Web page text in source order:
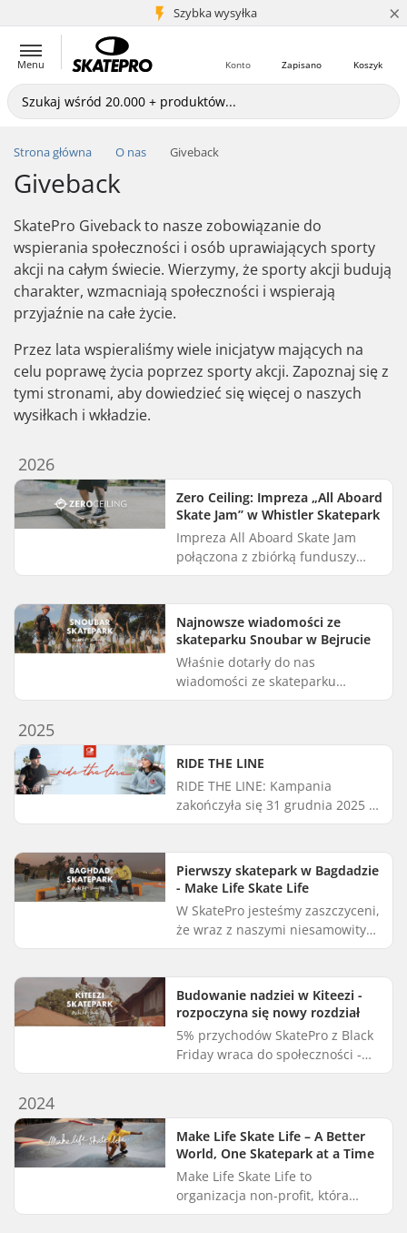
Szybka wysyłka
5+ mln klientów ×
Menu Koszyk
Zapisano
Konto
Strona główna O nas Giveback
Giveback
SkatePro Giveback to nasze zobowiązanie do
wspierania społeczności i osób uprawiających sporty
akcji na całym świecie. Wierzymy, że sporty akcji budują
charakter, wzmacniają społeczności i wspierają
przyjaźnie na całe życie.
Przez lata wspieraliśmy wiele inicjatyw mających na
celu poprawę życia poprzez sporty akcji. Zapoznaj się z
tymi stronami, aby dowiedzieć się więcej o naszych
wysiłkach i wkładzie.
2026
Zero Ceiling: Impreza „All Aboard
Skate Jam” w Whistler Skatepark
Impreza All Aboard Skate Jam
połączona z zbiórką funduszy
odbędzie się 26 sierpnia 2026 r.,
wydarzenie darowizną w post...
Najnowsze wiadomości ze
skateparku Snoubar w Bejrucie
Właśnie dotarły do nas
wiadomości ze skateparku
Snoubar od Arne Hillernsa,
Life. W 2021 roku...
2025
RIDE THE LINE
RIDE THE LINE: Kampania
zakończyła się 31 grudnia 2025 r.
Wybraliśmy pięć wspaniałych
otrzymają darowizny. Wspólnie ...
Pierwszy skatepark w Bagdadzie
- Make Life Skate Life
W SkatePro jesteśmy zaszczyceni,
że wraz z naszymi niesamowitymi
customami mogliśmy wesprzeć
Bagdadzie w Iraku. Po lata...
Budowanie nadziei w Kiteezi -
rozpoczyna się nowy rozdział
5% przychodów SkatePro z Black
Friday wraca do społeczności -
nazywamy to Giveback Friday. W
2024
Make Life Skate Life – A Better
World, One Skatepark at a Time
Make Life Skate Life to
organizacja non-profit, która
buduje deskorolki i promuje